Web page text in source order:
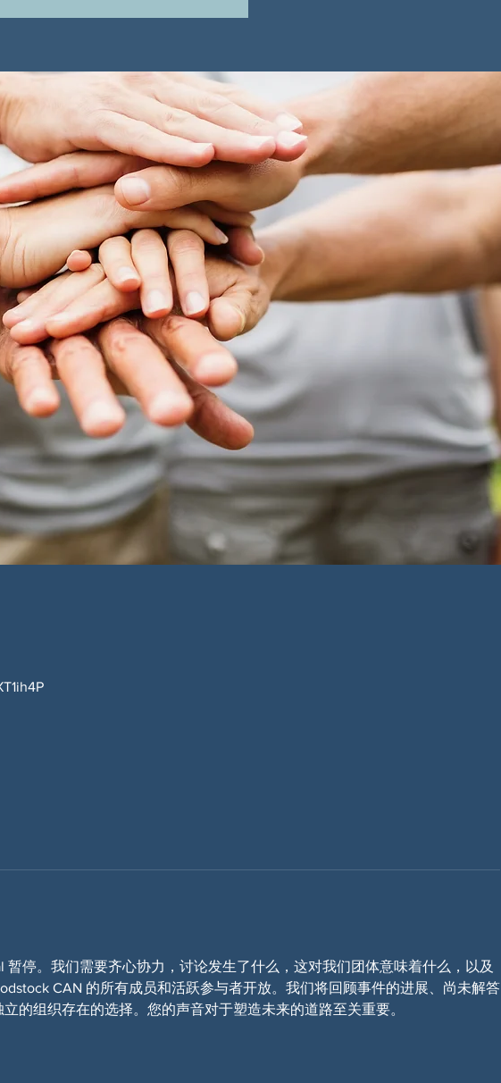
暂停。我们需要齐心协力，讨论发生了什么，这对我们团体意味着什么，以及
CAN 的所有成员和活跃参与者开放。我们将回顾事件的进展、尚未解答
的组织存在的选择。您的声音对于塑造未来的道路至关重要。